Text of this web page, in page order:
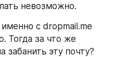
невозможно.
с dropmail.me
Тогда за что же
забанить эту почту?